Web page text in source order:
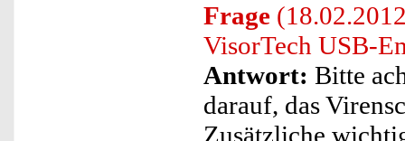
Frage
VisorTech USB-
Antwort: Bitte
darauf, das
Zusätzliche